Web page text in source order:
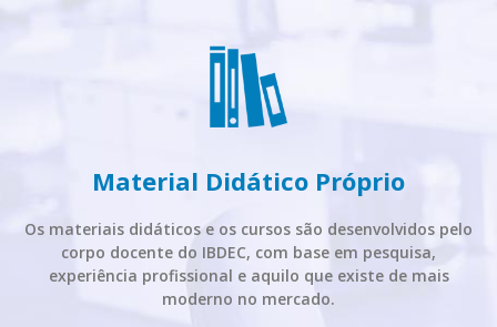
Material Didático Próprio
Os materiais didáticos e os cursos são desenvolvidos pelo
corpo docente do IBDEC, com base em pesquisa,
experiência profissional e aquilo que existe de mais
moderno no mercado.